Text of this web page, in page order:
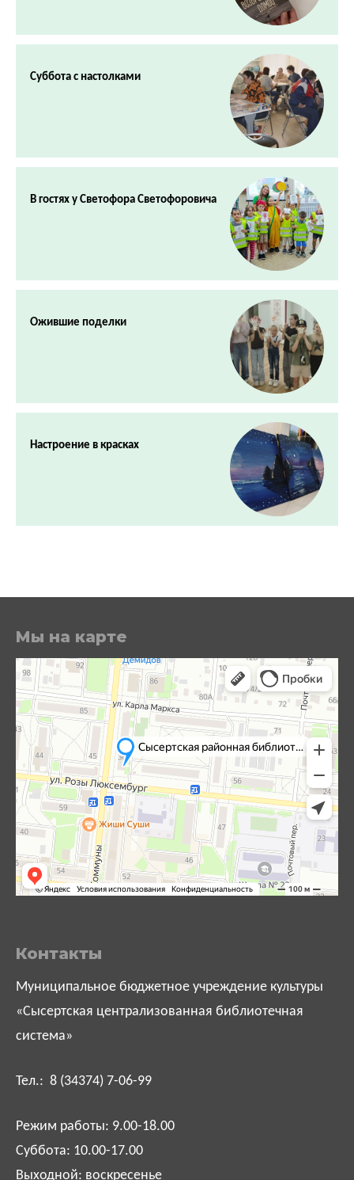
Суббота с настолками
В гостях у Светофора Светофоровича
Ожившие поделки
Настроение в красках
Мы на карте
Контакты
Муниципальное бюджетное учреждение культуры
«Сысертская централизованная библиотечная
система»
Тел.: 8 (34374) 7-06-99
Режим работы: 9.00-18.00
Суббота: 10.00-17.00
Выходной: воскресенье